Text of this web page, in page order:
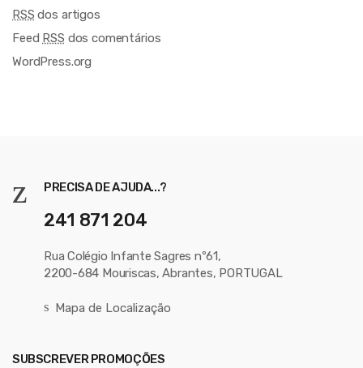
RSS dos artigos
Feed RSS dos comentários
WordPress.org
PRECISA DE AJUDA...?
241 871 204
Rua Colégio Infante Sagres nº61,
2200-684 Mouriscas, Abrantes, PORTUGAL
Mapa de Localização
SUBSCREVER PROMOÇÕES